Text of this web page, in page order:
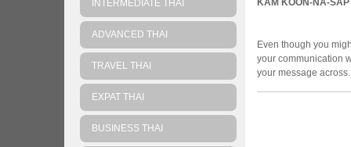
KAM KOON-NA-SÀP
Even though you
your communication
your message across.
INTERMEDIATE THAI
ADVANCED THAI
TRAVEL THAI
EXPAT THAI
BUSINESS THAI